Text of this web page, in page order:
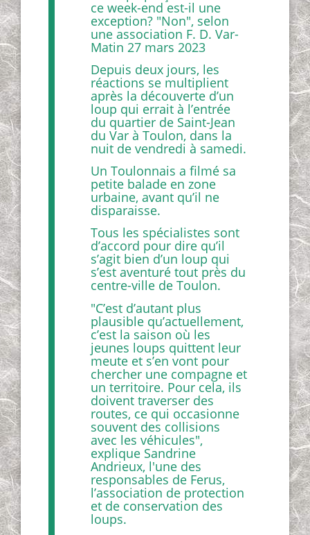
ce week-end est-il une
exception? "Non", selon
une association F. D. Var-
Matin 27 mars 2023
Depuis deux jours, les
réactions se multiplient
après la découverte d’un
loup qui errait à l’entrée
du quartier de Saint-Jean
du Var à Toulon, dans la
nuit de vendredi à samedi.
Un Toulonnais a filmé sa
petite balade en zone
urbaine, avant qu’il ne
disparaisse.
Tous les spécialistes sont
d’accord pour dire qu’il
s’agit bien d’un loup qui
s’est aventuré tout près du
centre-ville de Toulon.
"C’est d’autant plus
plausible qu’actuellement,
c’est la saison où les
jeunes loups quittent leur
meute et s’en vont pour
chercher une compagne et
un territoire. Pour cela, ils
doivent traverser des
routes, ce qui occasionne
souvent des collisions
avec les véhicules",
explique Sandrine
Andrieux, l'une des
responsables de Ferus,
l’association de protection
et de conservation des
loups.